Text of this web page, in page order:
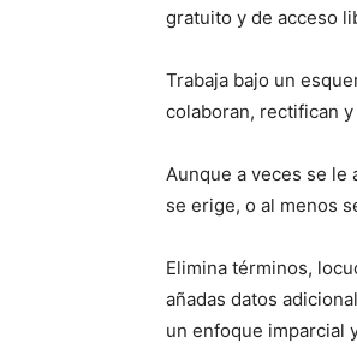
gratuito y de acceso
Trabaja bajo un
colaboran, rectifican
Aunque a veces se
se erige, o al menos
Elimina términos,
añadas datos
un enfoque imparcial